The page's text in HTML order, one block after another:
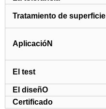
Tratamiento de superficie
AplicacióN
El test
El diseñO
Certificado